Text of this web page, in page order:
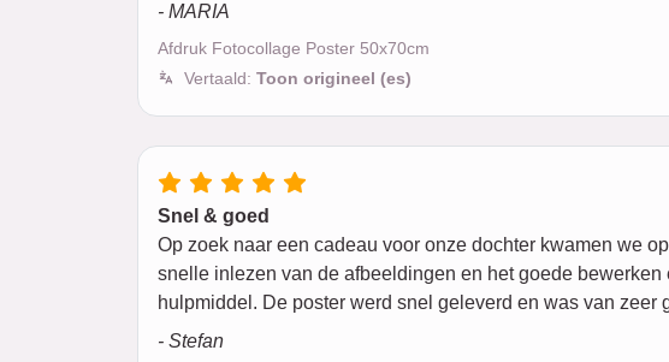
- MARIA
Afdruk Fotocollage Poster 50x70cm
Vertaald: Toon origineel (es)
Snel & goed
Op zoek naar een cadeau voor onze dochter kwamen we
snelle inlezen van de afbeeldingen en het goede
hulpmiddel. De poster werd snel geleverd en was van
- Stefan